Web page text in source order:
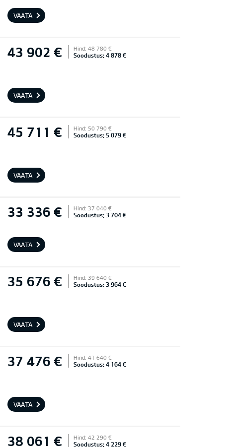
VAATA
43 902 € Hind: 48 780 €
Soodustus: 4 878 €
VAATA
45 711 € Hind: 50 790 €
Soodustus: 5 079 €
VAATA
33 336 € Hind: 37 040 €
Soodustus: 3 704 €
VAATA
35 676 € Hind: 39 640 €
Soodustus: 3 964 €
VAATA
37 476 € Hind: 41 640 €
Soodustus: 4 164 €
VAATA
38 061 € Hind: 42 290 €
Soodustus: 4 229 €